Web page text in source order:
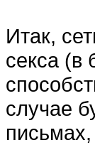
Итак,
секса (в
случае